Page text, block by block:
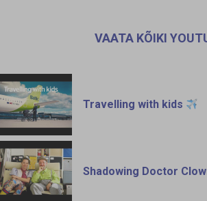
VAATA KÕIKI
Travelling with kids
Shadowing Doctor